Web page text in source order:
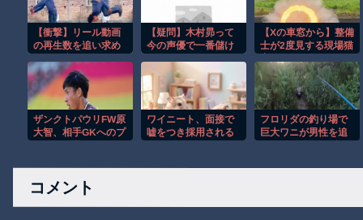
【衝撃】リール動画
の再生数を追い求め
見れない(@_@;)
【疑問】木村昴って
今の声優で一番儲け
【Xの車窓から】整備
士が2度見する現場猫
ザンクトパウリFW原
大智、相手GKへのプ
ッチで存在感
ワイニート、面接で
嘘をつき採用される
フロリダの釣り場で
巨大ワニが男性を追
コメント